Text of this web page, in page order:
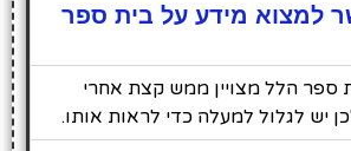
למצוא מידע על בית ספר
ספר הלל מצויין ממש קצת אחרי
יש לגלול למעלה כדי לראות אותו.